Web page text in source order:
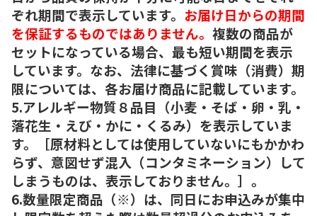
ぞれ期間で表示しています。 お届け日からの期間
を保証するものではありません。 複数の商品が
セットになっている場合、最も短い期間を表示
しています。なお、法律に基づく賞味（消費）期
限については、各お届け商品に記載しています。
5.アレルギー物質８品目（小麦・そば・卵・乳・
落花生・えび・かに・くるみ）を表示していま
す。［原材料としては使用していないにもかかわ
らず、意図せず混入（コンタミネーション）して
しまうものは、表示しておりません。］。
6.数量限定商品（※）は、同日にお申込みが集中